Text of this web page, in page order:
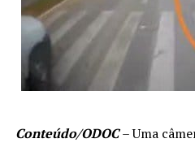
Conteúdo/ODOC– Uma